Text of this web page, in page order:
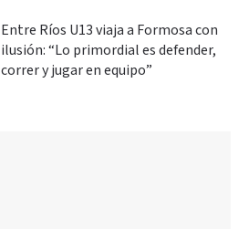
Entre Ríos U13 viaja a Formosa con
ilusión: “Lo primordial es defender,
correr y jugar en equipo”